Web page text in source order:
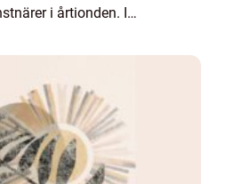
i årtionden. I
dess ursprung til...